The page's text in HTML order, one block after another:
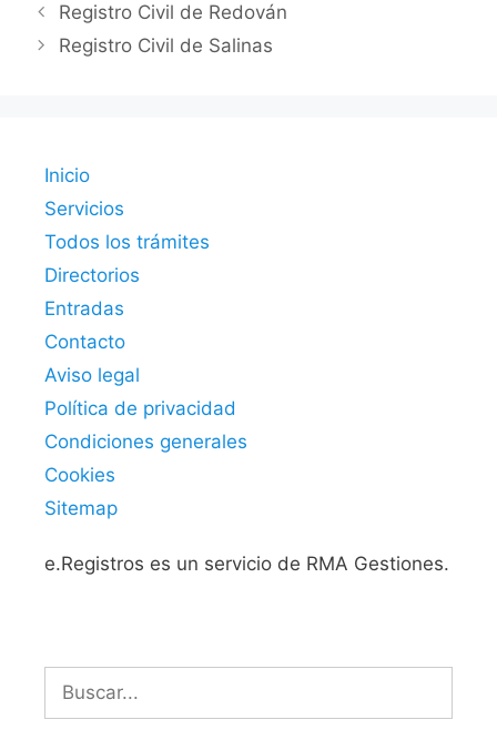
Registro Civil de Redován
Registro Civil de Salinas
Inicio
Servicios
Todos los trámites
Directorios
Entradas
Contacto
Aviso legal
Política de privacidad
Condiciones generales
Cookies
Sitemap
e.Registros es un servicio de RMA Gestiones.
Buscar: